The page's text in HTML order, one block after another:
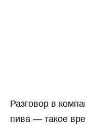
Разговор в
пива — такое